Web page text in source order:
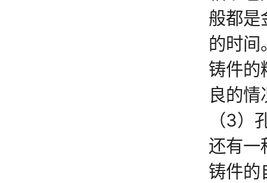
般都是
的时间
铸件的
良的情
（3
还有一
铸件的